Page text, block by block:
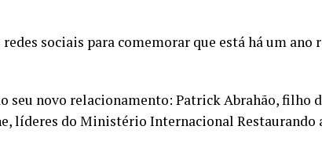
sociais para comemorar que está há um ano
seu novo relacionamento: Patrick Abrahão, filho
líderes do Ministério Internacional Restaurando